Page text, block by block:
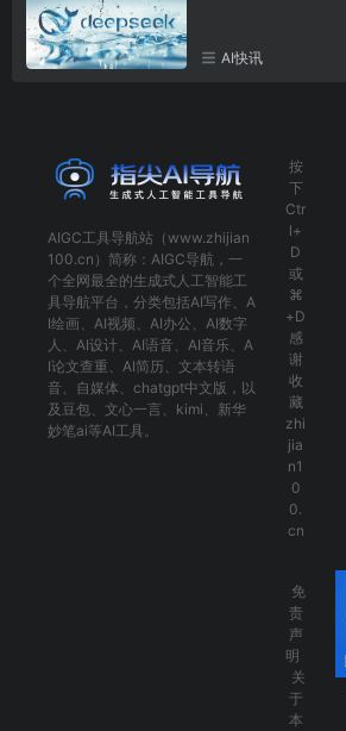
AI快讯
AIGC工具导航站（www.zhijian
100.cn）简称： AIGC导航 ，一
个全网最全的生成式人工智能工
具导航平台，分类包括AI写作 、 A
I绘画 、 AI视频 、 AI办公 、 AI数字
人 、 AI设计、 AI语音、 AI音乐、 A
I论文查重 、 AI简历 、 文本转语
音、 自媒体 、 chatgpt中文版 ，以
及 豆包、 文心一言 、 kimi 、 新华
妙笔ai等AI工具。
按
下
Ctr
l+
D
或
⌘
+D
感
谢
收
藏
zhi
jia
n1
0
0.
cn
免
责
声
明
关
于
本